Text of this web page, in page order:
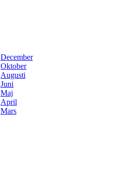
December
Oktober
Augusti
Juni
Maj
April
Mars